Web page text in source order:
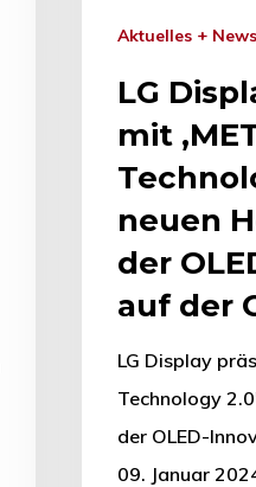
Aktuelles + News
LG
mit
neuen
der
auf der
LG Display
Technology
der OLED-
09. Januar